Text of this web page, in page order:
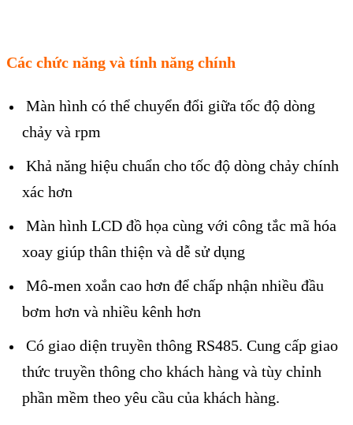
Các chức năng và tính năng chính
Màn hình có thể chuyển đổi giữa tốc độ dòng
chảy và rpm
Khả năng hiệu chuẩn cho tốc độ dòng chảy chính
xác hơn
Màn hình LCD đồ họa cùng với công tắc mã hóa
xoay giúp thân thiện và dễ sử dụng
Mô-men xoắn cao hơn để chấp nhận nhiều đầu
bơm hơn và nhiều kênh hơn
Có giao diện truyền thông RS485. Cung cấp giao
thức truyền thông cho khách hàng và tùy chỉnh
phần mềm theo yêu cầu của khách hàng.